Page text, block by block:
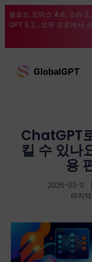
클로드 오퍼스 4.6, 소라
GPT 5.2...모두 프로에서
GlobalGPT
ChatGPT
킬 수 있나
용
2026-03-11
마지